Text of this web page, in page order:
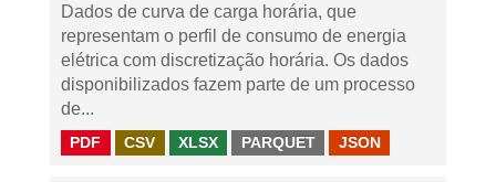
Dados de curva de carga horária, que
representam o perfil de consumo de energia
elétrica com discretização horária. Os dados
disponibilizados fazem parte de um processo
de...
PDF CSV XLSX PARQUET JSON